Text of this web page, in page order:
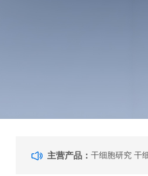
主营产品：干细胞研究 干